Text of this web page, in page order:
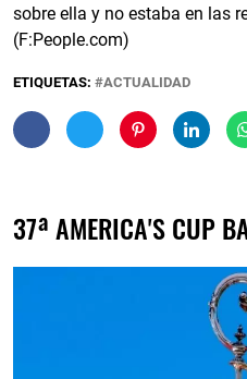
sobre ella y no estaba en las
(F:People.com)
ETIQUETAS: ACTUALIDAD
37ª AMERICA'S CUP